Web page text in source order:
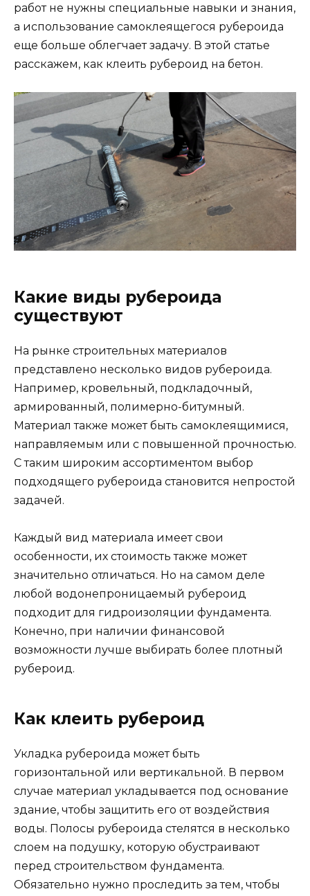
работ не нужны специальные навыки и знания,
а использование самоклеящегося рубероида
еще больше облегчает задачу. В этой статье
расскажем, как клеить рубероид на бетон.
Какие виды рубероида
существуют
На рынке строительных материалов
представлено несколько видов рубероида.
Например, кровельный, подкладочный,
армированный, полимерно-битумный.
Материал также может быть самоклеящимися,
направляемым или с повышенной прочностью.
С таким широким ассортиментом выбор
подходящего рубероида становится непростой
задачей.
Каждый вид материала имеет свои
особенности, их стоимость также может
значительно отличаться. Но на самом деле
любой водонепроницаемый рубероид
подходит для гидроизоляции фундамента.
Конечно, при наличии финансовой
возможности лучше выбирать более плотный
рубероид.
Как клеить рубероид
Укладка рубероида может быть
горизонтальной или вертикальной. В первом
случае материал укладывается под основание
здание, чтобы защитить его от воздействия
воды. Полосы рубероида стелятся в несколько
слоем на подушку, которую обустраивают
перед строительством фундамента.
Обязательно нужно проследить за тем, чтобы